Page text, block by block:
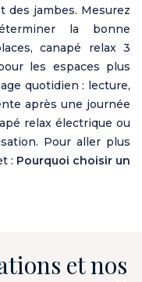
des jambes. Mesurez
la bonne
canapé relax 3
les espaces plus
quotidien : lecture,
après une journée
relax électrique ou
Pour aller plus
: Pourquoi choisir un
et nos